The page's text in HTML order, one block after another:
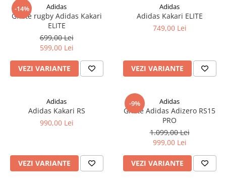
-14% Adidas
Ghete rugby Adidas Kakari
ELITE
699,00 Lei
599,00 Lei
VEZI VARIANTE
Adidas
Adidas Kakari ELITE
749,00 Lei
VEZI VARIANTE
Adidas
Adidas Kakari RS
990,00 Lei
VEZI VARIANTE
-9% Adidas
Ghete Adidas Adizero RS15
PRO
1.099,00 Lei
999,00 Lei
VEZI VARIANTE